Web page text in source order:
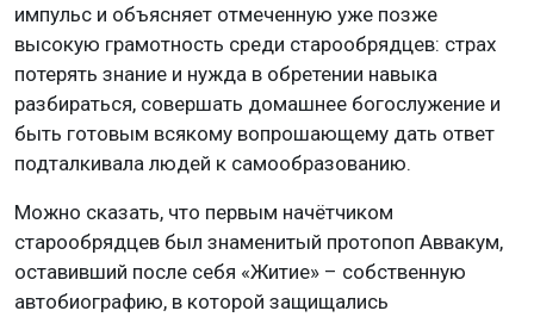
импульс и объясняет отмеченную уже позже
высокую грамотность среди старообрядцев: страх
потерять знание и нужда в обретении навыка
разбираться, совершать домашнее богослужение и
быть готовым всякому вопрошающему дать ответ
подталкивала людей к самообразованию.
Можно сказать, что первым начётчиком
старообрядцев был знаменитый протопоп Аввакум,
оставивший после себя «Житие» – собственную
автобиографию, в которой защищались